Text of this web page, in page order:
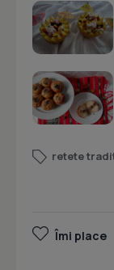
retete
Îmi place